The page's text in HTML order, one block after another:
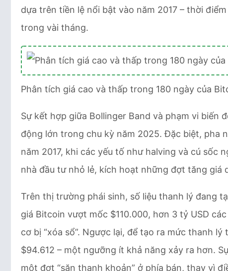
dựa trên tiền lệ nổi bật vào năm 2017 – thời
trong vài tháng.
Phân tích giá cao và thấp trong 180 ngày của
Sự kết hợp giữa Bollinger Band và phạm vi biến
động lớn trong chu kỳ năm 2025. Đặc biệt, pha
năm 2017, khi các yếu tố như halving và cú sốc
nhà đầu tư nhỏ lẻ, kích hoạt những đợt tăng giá
Trên thị trường phái sinh, số liệu thanh lý đang
giá Bitcoin vượt mốc $110.000, hơn 3 tỷ USD
cơ bị “xóa sổ”. Ngược lại, để tạo ra mức thanh
$94.612 – một ngưỡng ít khả năng xảy ra hơn.
một đợt “săn thanh khoản” ở phía bán, thay vì